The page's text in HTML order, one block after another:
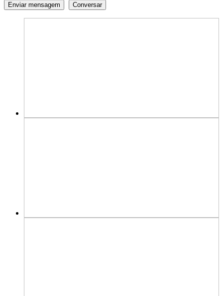
Enviar mensagem Conversar